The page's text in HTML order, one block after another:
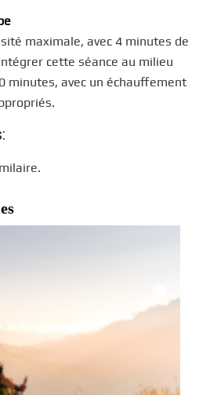
maximale, avec 4 minutes de
cette séance au milieu
minutes, avec un échauffement